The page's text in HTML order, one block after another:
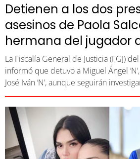
Detienen a los dos
asesinos de Paola
hermana del jugador
La Fiscalía General de Justicia (FGJ)
informó que detuvo a Miguel Ángel ‘N’,
José Iván ‘N’, aunque seguirán